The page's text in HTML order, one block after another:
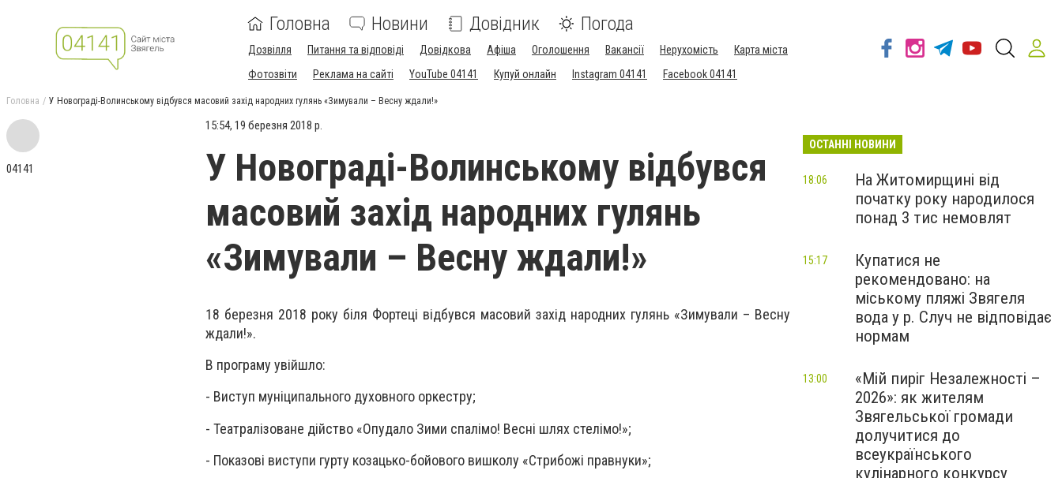
Головна Новини Довідник Погода
Дозвілля Питання та відповіді Довідкова Афіша Оголошення Вакансії Нерухомість
Карта міста
Фотозвіти
Реклама на сайті YouTube 04141 Купуй онлайн Instagram 04141 Facebook 04141
Головна У Новограді-Волинському відбувся масовий захід народних гулянь «Зимували – Весну ждали!»
04141
15:54, 19 березня 2018 р.
У Новограді-Волинському відбувся
масовий захід народних гулянь
«Зимували – Весну ждали!»
18 березня 2018 року біля Фортеці відбувся масовий захід народних гулянь «Зимували – Весну
ждали!».
В програму увійшло:
- Виступ муніципального духовного оркестру;
- Театралізоване дійство «Опудало Зими спалімо! Весні шлях стелімо!»;
- Показові виступи гурту козацько-бойового вишколу «Стрибожі правнуки»;
ОСТАННІ НОВИНИ
На Житомирщині від
початку року народилося
понад 3 тис немовлят
18:06
Купатися не
рекомендовано: на
міському пляжі Звягеля
вода у р. Случ не відповідає
нормам
15:17
«Мій пиріг Незалежності –
2026»: як жителям
Звягельської громади
долучитися до
всеукраїнського
кулінарного конкурсу
13:00